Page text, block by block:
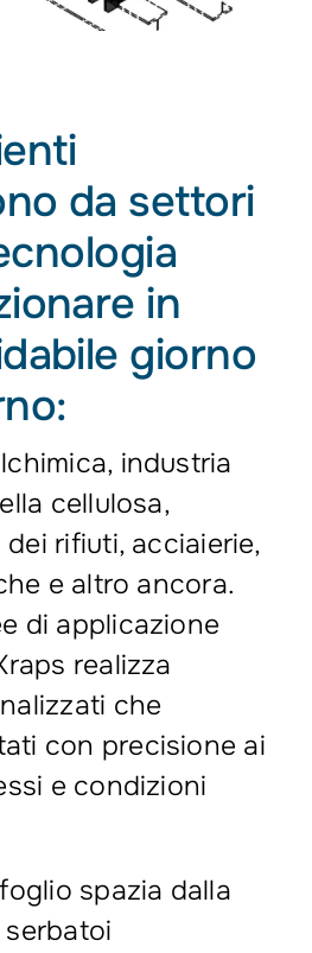
da settori
in
giorno
industria
cellulosa,
rifiuti, acciaierie,
e altro ancora.
di applicazione
realizza
che
con precisione ai
e condizioni
spazia dalla